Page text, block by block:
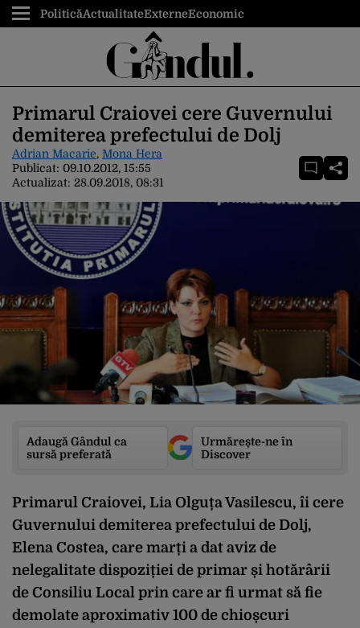
PoliticăActualitateExterneEconomic
Primarul Craiovei cere Guvernului
demiterea prefectului de Dolj
Adrian Macarie, Mona Hera
Publicat: 09.10.2012, 15:55
Actualizat: 28.09.2018, 08:31
Adaugă Gândul ca
sursă preferată
Urmărește-ne în
Discover
Primarul Craiovei, Lia Olguța Vasilescu, îi cere
Guvernului demiterea prefectului de Dolj,
Elena Costea, care marți a dat aviz de
nelegalitate dispoziției de primar și hotărârii
de Consiliu Local prin care ar fi urmat să fie
demolate aproximativ 100 de chioșcuri